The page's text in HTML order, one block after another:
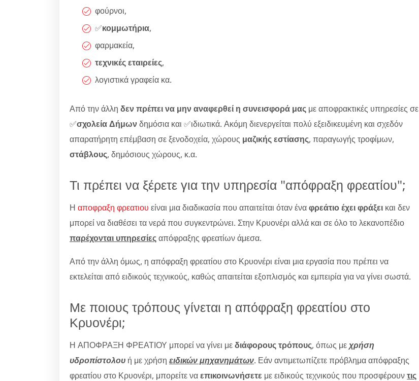
φούρνοι,
✅κομμωτήρια,
φαρμακεία,
τεχνικές εταιρείες,
λογιστικά γραφεία κα.
Από την άλλη δεν πρέπει να μην αναφερθεί η συνεισφορά μας με αποφρακτικές υπηρεσίες σε
✅σχολεία Δήμωνδημόσια και ✅ιδιωτικά. Ακόμη διενεργείται πολύ εξειδικευμένη και σχεδόν
απαρατήρητη επέμβαση σε ξενοδοχεία, χώρους μαζικής εστίασης, παραγωγής τροφίμων,
στάβλους, δημόσιους χώρους, κ.α.
Τι πρέπει να ξέρετε για την υπηρεσία "απόφραξη φρεατίου";
Η αποφραξη φρεατιου είναι μια διαδικασία που απαιτείται όταν έναφρεάτιο έχει φράξει και δεν
μπορεί να διαθέσει τα νερά που συγκεντρώνει. Στην Κρυονέρι αλλά και σε όλο το λεκανοπέδιο
παρέχονται υπηρεσίεςαπόφραξης φρεατίων άμεσα.
Από την άλλη όμως, η απόφραξη φρεατίου στο Κρυονέρι είναι μια εργασία που πρέπει να
εκτελείται από ειδικούς τεχνικούς, καθώς απαιτείται εξοπλισμός και εμπειρία για να γίνει σωστά.
Με ποιους τρόπους γίνεται η απόφραξη φρεατίου στο
Κρυονέρι;
Η ΑΠΟΦΡΑΞΗ ΦΡΕΑΤΙΟΥ μπορεί να γίνει μεδιάφορους τρόπους, όπως με χρήση
υδροπίστολου ή με χρήση ειδικών μηχανημάτων. Εάν αντιμετωπίζετε πρόβλημα απόφραξης
φρεατίου στο Κρυονέρι, μπορείτε ναεπικοινωνήσετε με ειδικούς τεχνικούς που προσφέρουντις